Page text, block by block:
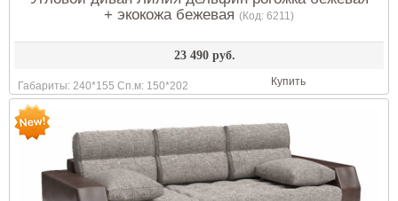
+ экокожа бежевая (Код: 6211 )
23 490 руб.
Габариты: 240*155 Сп.м: 150*202 Купить